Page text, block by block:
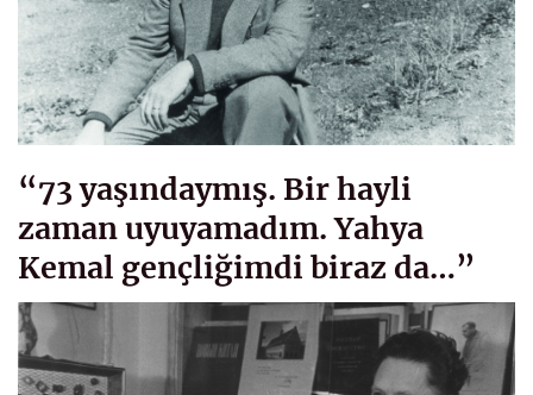
“73 yaşındaymış. Bir hayli
zaman uyuyamadım. Yahya
Kemal gençliğimdi biraz da…”